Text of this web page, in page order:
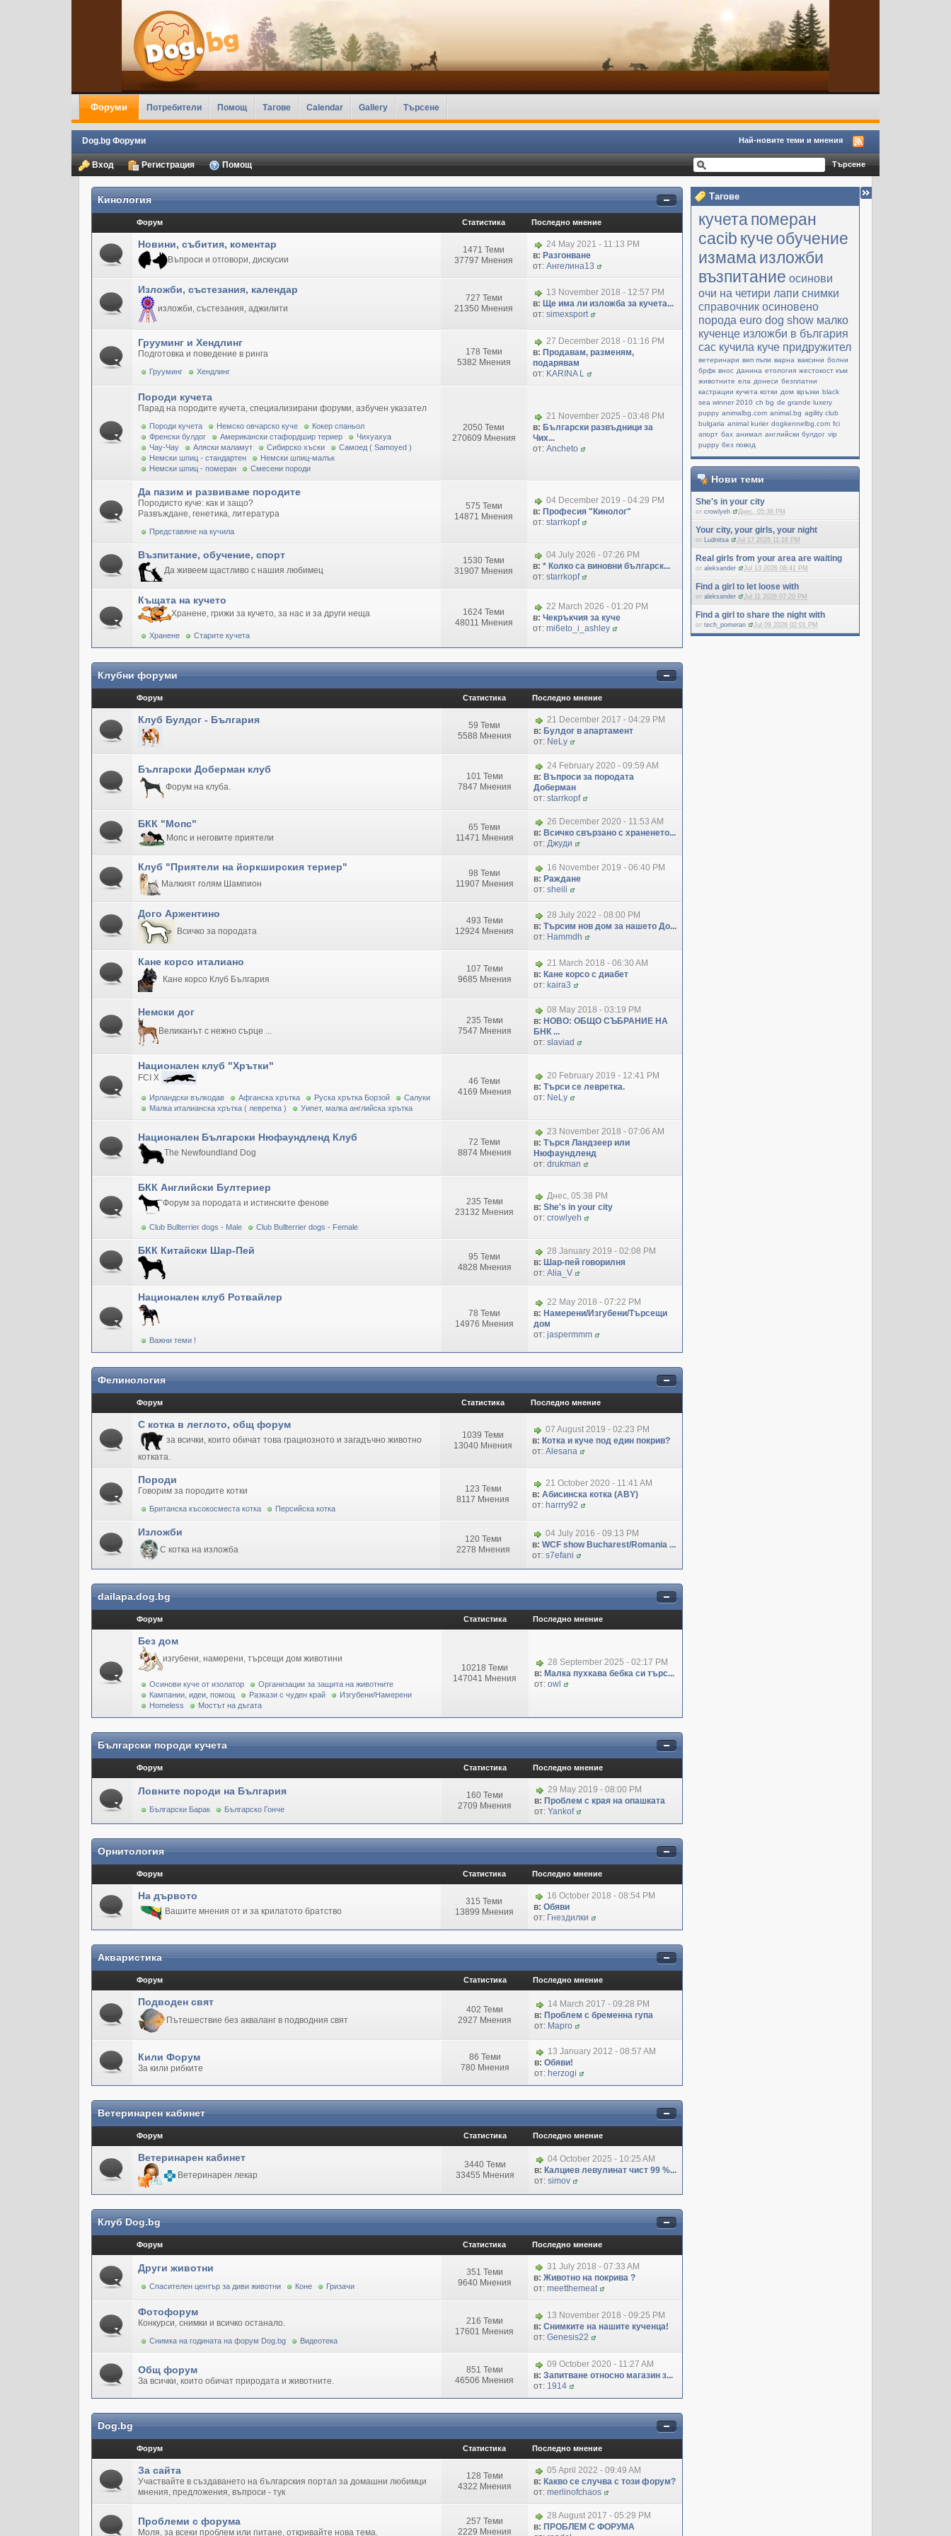
Форуми Потребители Помощ Тагове Calendar Gallery Търсене
Dog.bg Форуми Най-новите теми и мнения
Вход Регистрация Помощ
Тагове
кучетапомеран
cacib куче обучение
измамаизложби
възпитание осинови
очи на четири лапи снимки
справочник осиновено
порода еuro dog show малко
кученце изложби в българия
cac кучила куче придружител
ветеринари вип пъпи варна ваксини болни
брфк внос данина етология жестокост към
животните ела донеси безплатни
кастрации кучета котки дом връзки black
sea winner 2010 ch bg de grande luxery
puppy animalbg.com animal.bg agility club
bulgaria animal kurier dogkennelbg.com fci
апорт бах анимал английски булдог vip
puppy без повод
Нови теми
She's in your city
отcrowlyeh Днес, 05:38 PM
Your city, your girls, your night
от Ludnitsa Jul 17 2026 11:16 PM
Real girls from your area are waiting
отaleksander Jul 13 2026 08:41 PM
Find a girl to let loose with
отaleksander Jul 11 2026 07:20 PM
Find a girl to share the night with
отtech_pomeran Jul 09 2026 02:01 PM
Кинология
Форум Статистика Последно мнение
Новини, събития, коментар
Въпроси и отговори, дискусии
1471 Теми
37797 Мнения
24 May 2021 - 11:13 PM
в: Разгонване
от: Ангелина13
Изложби, състезания, календар
изложби, състезания, аджилити
727 Теми
21350 Мнения
13 November 2018 - 12:57 PM
в: Ще има ли изложба за кучета...
от: simexsport
Грууминг и Хендлинг
Подготовка и поведение в ринга
Грууминг Хендлинг
178 Теми
5382 Мнения
27 December 2018 - 01:16 PM
в: Продавам, разменям,
подарявам
от: KARINA L
Породи кучета
Парад на породите кучета, специализирани форуми, азбучен указател
Породи кучета Немско овчарско куче
Кокер спаньол
Френски булдог
Американски стафордшир териер
Чихуахуа
Чау-Чау
Аляски маламут Сибирско хъски
Самоед ( Samoyed )
Немски шпиц - стандартен
Немски шпиц-малък
Немски шпиц - померан
Смесени породи
2050 Теми
270609 Мнения
21 November 2025 - 03:48 PM
в: Български развъдници за
Чих...
от: Ancheto
Да пазим и развиваме породите
Породисто куче: как и защо?
Развъждане, генетика, литература
Представяне на кучила
575 Теми
14871 Мнения
04 December 2019 - 04:29 PM
в: Професия "Кинолог"
от: starrkopf
Възпитание, обучение, спорт
Да живеем щастливо с нашия любимец
1530 Теми
31907 Мнения
04 July 2026 - 07:26 PM
в: * Колко са виновни българск...
от: starrkopf
Къщата на кучето
Хранене, грижи за кучето, за нас и за други неща
Хранене Старите кучета
1624 Теми
48011 Мнения
22 March 2026 - 01:20 PM
в: Чекръкчия за куче
от: mi6eto_i_ashley
Клубни форуми
Форум Статистика Последно мнение
Клуб Булдог - България
59 Теми
5588 Мнения
21 December 2017 - 04:29 PM
в: Булдог в апартамент
от: NeLy
Български Доберман клуб
Форум на клуба.
101 Теми
7847 Мнения
24 February 2020 - 09:59 AM
в: Въпроси за породата
Доберман
от: starrkopf
БКК "Мопс"
Мопс и неговите приятели
65 Теми
11471 Мнения
26 December 2020 - 11:53 AM
в: Всичко свързано с храненето...
от: Джуди
Клуб "Приятели на йоркширския териер"
Малкият голям Шампион
98 Теми
11907 Мнения
16 November 2019 - 06:40 PM
в: Раждане
от: sheili
Дого Аржентино
Всичко за породата
493 Теми
12924 Мнения
28 July 2022 - 08:00 PM
в: Търсим нов дом за нашето До...
от: Hammdh
Кане корсо италиано
Кане корсо Клуб България
107 Теми
9685 Мнения
21 March 2018 - 06:30 AM
в: Кане корсо с диабет
от: kaira3
Немски дог
Великанът с нежно сърце ...
235 Теми
7547 Мнения
08 May 2018 - 03:19 PM
в: НОВО: ОБЩО СЪБРАНИЕ НА
БНК ...
от: slaviad
Национален клуб "Хрътки"
FCI X
Ирландски вълкодав Афганска хрътка Руска хрътка Борзой
Салуки
Малка италианска хрътка ( левретка )
Уипет, малка английска хрътка
46 Теми
4169 Мнения
20 February 2019 - 12:41 PM
в: Търси се левретка.
от: NeLy
Национален Български Нюфаундленд Клуб
The Newfoundland Dog
72 Теми
8874 Мнения
23 November 2018 - 07:06 AM
в: Търся Ландзеер или
Нюфаундленд
от: drukman
БКК Английски Бултериер
Форум за породата и истинските фенове
Club Bullterrier dogs - Male Club Bullterrier dogs - Female
235 Теми
23132 Мнения
Днес, 05:38 PM
в: She's in your city
от: crowlyeh
БКК Китайски Шар-Пей
95 Теми
4828 Мнения
28 January 2019 - 02:08 PM
в: Шар-пей говорилня
от: Alia_V
Национален клуб Ротвайлер
Важни теми !
78 Теми
14976 Мнения
22 May 2018 - 07:22 PM
в: Намерени/Изгубени/Търсещи
дом
от: jaspermmm
Фелинология
Форум Статистика Последно мнение
С котка в леглото, общ форум
за всички, които обичат това грациозното и загадъчно животно
котката.
1039 Теми
13040 Мнения
07 August 2019 - 02:23 PM
в: Котка и куче под един покрив?
от: Alesana
Породи
Говорим за породите котки
Британска късокосместа котка Персийска котка
123 Теми
8117 Мнения
21 October 2020 - 11:41 AM
в: Абисинска котка (ABY)
от: harrry92
Изложби
С котка на изложба
120 Теми
2278 Мнения
04 July 2016 - 09:13 PM
в: WCF show Bucharest/Romania ...
от: s7efani
dailapa.dog.bg
Форум Статистика Последно мнение
Без дом
изгубени, намерени, търсещи дом животини
Осинови куче от изолатор
Организации за защита на животните
Кампании, идеи, помощ
Разкази с чуден край
Изгубени/Намерени
Homeless
Мостът на дъгата
10218 Теми
147041 Мнения
28 September 2025 - 02:17 PM
в: Малка пухкава бебка си търс...
от: owl
Български породи кучета
Форум Статистика Последно мнение
Ловните породи на България
Български Барак Българско Гонче
160 Теми
2709 Мнения
29 May 2019 - 08:00 PM
в: Проблем с края на опашката
от: Yankof
Орнитология
Форум Статистика Последно мнение
На дървото
Вашите мнения от и за крилатото братство
315 Теми
13899 Мнения
16 October 2018 - 08:54 PM
в: Обяви
от: Гнездилки
Акваристика
Форум Статистика Последно мнение
Подводен свят
Пътешествие без акваланг в подводния свят
402 Теми
2927 Мнения
14 March 2017 - 09:28 PM
в: Проблем с бременна гупа
от: Марго
Кили Форум
За кили рибките
86 Теми
780 Мнения
13 January 2012 - 08:57 AM
в: Обяви!
от: herzogi
Ветеринарен кабинет
Форум Статистика Последно мнение
Ветеринарен кабинет
Ветеринарен лекар
3440 Теми
33455 Мнения
04 October 2025 - 10:25 AM
в: Калциев левулинат чист 99 %...
от: simov
Клуб Dog.bg
Форум Статистика Последно мнение
Други животни
Спасителен център за диви животни Коне Гризачи
351 Теми
9640 Мнения
31 July 2018 - 07:33 AM
в: Животно на покрива ?
от: meetthemeat
Фотофорум
Конкурси, снимки и всичко останало.
Снимка на годината на форум Dog.bg Видеотека
216 Теми
17601 Мнения
13 November 2018 - 09:25 PM
в: Снимките на нашите кученца!
от: Genesis22
Общ форум
За всички, които обичат природата и животните.
851 Теми
46506 Мнения
09 October 2020 - 11:27 AM
в: Запитване относно магазин з...
от: 1914
Dog.bg
Форум Статистика Последно мнение
За сайта
Участвайте в създаването на българския портал за домашни любимци
мнения, предложения, въпроси - тук
128 Теми
4322 Мнения
05 April 2022 - 09:49 AM
в: Какво се случва с този форум?
от: merlinofchaos
Проблеми с форума
Моля, за всеки проблем или питане, откривайте нова тема.
257 Теми
2229 Мнения
28 August 2017 - 05:29 PM
в: ПРОБЛЕМ С ФОРУМА